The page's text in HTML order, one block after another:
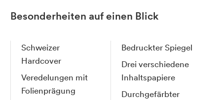
Besonderheiten auf einen Blick
Schweizer
Hardcover
Veredelungen mit
Folienprägung
Bedruckter Spiegel
Drei verschiedene
Inhaltspapiere
Durchgefärbter